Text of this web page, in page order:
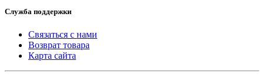
Служба поддержки
Связаться с нами
Возврат товара
Карта сайта